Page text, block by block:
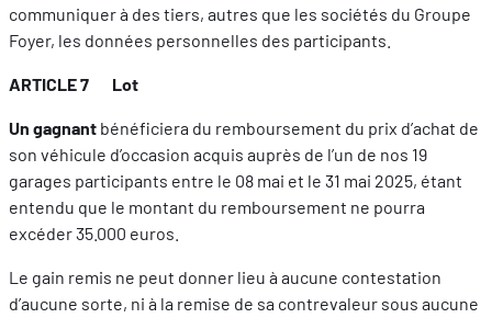
communiquer à des tiers, autres que les sociétés du Groupe
Foyer, les données personnelles des participants.
ARTICLE 7 Lot
Un gagnant bénéficiera du remboursement du prix d’achat de
son véhicule d’occasion acquis auprès de l’un de nos 19
garages participants entre le 08 mai et le 31 mai 2025, étant
entendu que le montant du remboursement ne pourra
excéder 35.000 euros.
Le gain remis ne peut donner lieu à aucune contestation
d’aucune sorte, ni à la remise de sa contrevaleur sous aucune